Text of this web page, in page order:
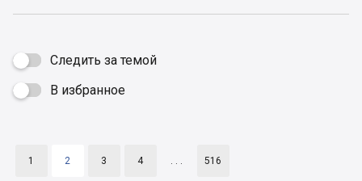
Следить за темой
 В избранное
1 2 3 4 . . . 516